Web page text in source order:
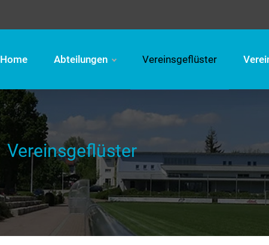
Home Abteilungen Vereinsgeflüster
Vereinsgeflüster